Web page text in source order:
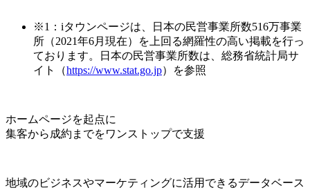
※1：iタウンページは、日本の民営事業所数516万事業
所（2021年6月現在）を上回る網羅性の高い掲載を行っ
ております。日本の民営事業所数は、総務省統計局サ
イト（https://www.stat.go.jp）を参照
ホームページを起点に
集客から成約までをワンストップで支援
地域のビジネスやマーケティングに活用できるデータベース